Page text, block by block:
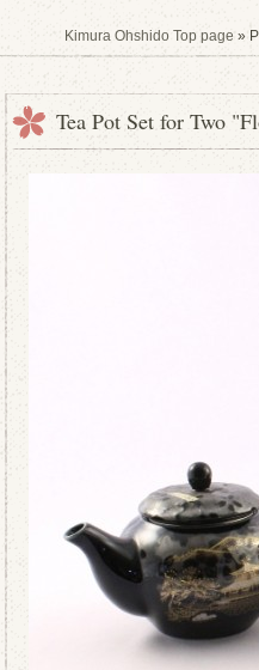
Kimura Ohshido Top page »
Tea Pot Set for Two